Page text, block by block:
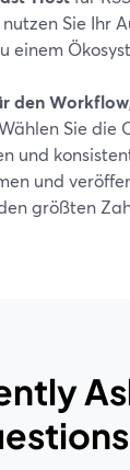
Sie Ihr
einem
den
Sie die
und
und
größten